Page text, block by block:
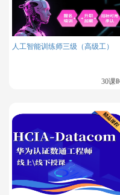
州 5 地，需提前 2 个月抢位
有效期：HCIE 有效期 2 年
通过对应 HCIP 笔试可恢
么报名？这些坑你知道吗？
二、跨地区报考：2026
节）
人工智能训练师三级（高级工）
30课